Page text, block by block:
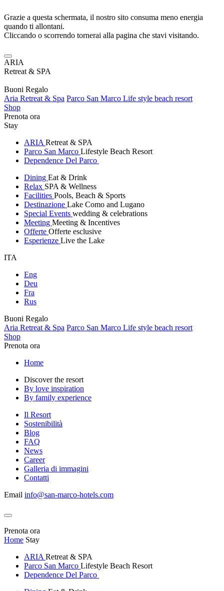
Grazie a questa schermata, il nostro sito consuma meno energia
quando ti allontani.
Cliccando o scorrendo tornerai alla pagina che stavi visitando.
ARIA
Retreat & SPA
Buoni Regalo
Aria Retreat & Spa Parco San Marco Life style beach resort
Shop
Prenota ora
Stay
ARIA Retreat & SPA
Parco San Marco Lifestyle Beach Resort
Dependence Del Parco
Dining Eat & Drink
Relax SPA & Wellness
Facilities Pools, Beach & Sports
Destinazione Lake Como and Lugano
Special Events wedding & celebrations
Meeting Meeting & Incentives
Offerte Offerte esclusive
Esperienze Live the Lake
ITA
Eng
Deu
Fra
Rus
Buoni Regalo
Aria Retreat & Spa Parco San Marco Life style beach resort
Shop
Prenota ora
Home
Discover the resort
By love inspiration
By family experience
Il Resort
Sostenibilità
Blog
FAQ
News
Career
Galleria di immagini
Contatti
Email info@san-marco-hotels.com
Prenota ora
Home Stay
ARIA Retreat & SPA
Parco San Marco Lifestyle Beach Resort
Dependence Del Parco